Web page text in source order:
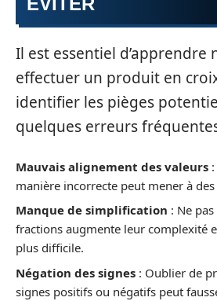
Il est essentiel d’apprendre
effectuer un produit en
identifier les pièges
quelques erreurs
Mauvais alignement des valeurs
manière incorrecte peut mener à
Manque de simplification : Ne
fractions augmente leur complexité
plus difficile.
Négation des signes : Oublier de
signes positifs ou négatifs peut